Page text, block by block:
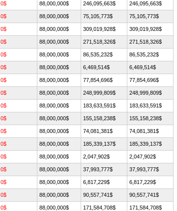
0$ 88,000,000$ 246,095,663$ 246,095,663$
0$ 88,000,000$ 75,105,773$ 75,105,773$
0$ 88,000,000$ 309,019,928$ 309,019,928$
0$ 88,000,000$ 271,518,326$ 271,518,326$
0$ 88,000,000$ 86,535,232$ 86,535,232$
0$ 88,000,000$ 6,469,514$ 6,469,514$
0$ 88,000,000$ 77,854,696$ 77,854,696$
0$ 88,000,000$ 248,999,809$ 248,999,809$
0$ 88,000,000$ 183,633,591$ 183,633,591$
0$ 88,000,000$ 155,158,238$ 155,158,238$
0$ 88,000,000$ 74,081,381$ 74,081,381$
0$ 88,000,000$ 185,339,137$ 185,339,137$
0$ 88,000,000$ 2,047,902$ 2,047,902$
0$ 88,000,000$ 37,993,777$ 37,993,777$
0$ 88,000,000$ 6,817,229$ 6,817,229$
0$ 88,000,000$ 90,557,741$ 90,557,741$
0$ 88,000,000$ 171,584,708$ 171,584,708$